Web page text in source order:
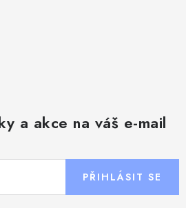
a akce na váš e-mail
PŘIHLÁSIT SE